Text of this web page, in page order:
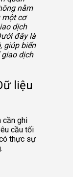
nằm
một cơ
dịch
đây là
giúp biến
dịch
liệu
cần ghi
cầu tối
thực sự